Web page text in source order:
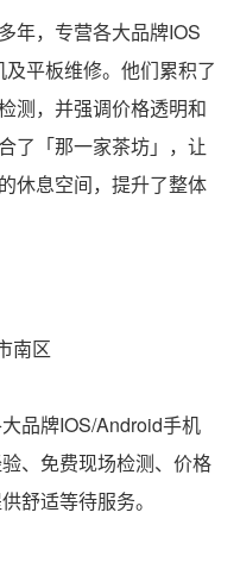
年，专营各大品牌IOS
平板维修。他们累积了
测，并强调价格透明和
了「那一家茶坊」，让
休息空间，提升了整体
南区
品牌IOS/Android手机
、免费现场检测、价格
舒适等待服务。